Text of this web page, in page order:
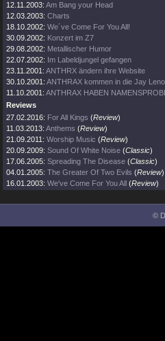
12.11.2003: Am Bang your Head
12.03.2003: Charts
18.10.2002: We´ve Come For You All!
30.09.2002: Konzert im Z7
29.08.2002: Metallischer Humor
22.07.2002: Im Labeldjungel gefangen
23.11.2001: ANTHRX ändern ihre Website
30.10.2001: ANTHRAX kommen in die Jay
11.10.2001: ANTHRAX HABEN
Reviews
27.02.2016: For All Kings (Review)
11.03.2013: Anthems (Review)
21.09.2011: Worship Music (Review)
20.09.2009: Sound Of White Noise (Classic)
17.06.2005: Spreading The Disease (Classic)
04.01.2005: The Greater Of Two Evils (Review)
16.01.2003: We've Come For You All (Review)
©